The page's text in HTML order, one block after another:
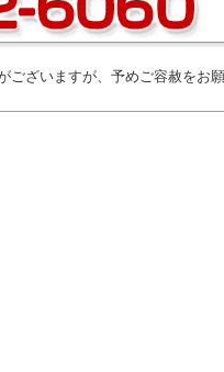
ざいますが、予めご容赦をお願